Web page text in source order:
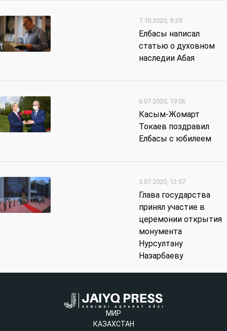
7.10.2020, 9:29
Елбасы написал
статью о духовном
наследии Абая
6.07.2020, 19:06
Касым-Жомарт
Токаев поздравил
Елбасы с юбилеем
3.07.2020, 12:57
Глава государства
принял участие в
церемонии открытия
монумента
Нурсултану
Назарбаеву
МИР
КАЗАХСТАН